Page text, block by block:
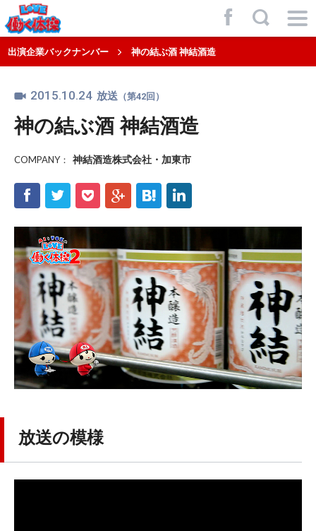
出演企業バックナンバー 神の結ぶ酒 神結酒造
2015.10.24 放送 （第42回）
神の結ぶ酒 神結酒造
COMPANY： 神結酒造株式会社・加東市
f t p g h l
放送の模様
,
f